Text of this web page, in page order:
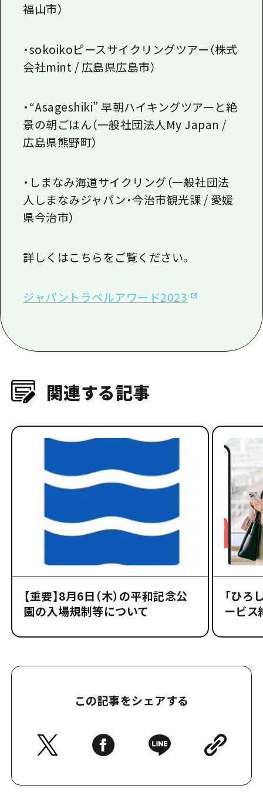
福山市）
・sokoikoピースサイクリングツアー（株式
会社mint / 広島県広島市）
・“Asageshiki” 早朝ハイキングツアーと絶
景の朝ごはん（一般社団法人My Japan /
広島県熊野町）
・しまなみ海道サイクリング（一般社団法
人しまなみジャパン・今治市観光課 / 愛媛
県今治市）
詳しくはこちらをご覧ください。
ジャパントラベルアワード2023
関連する記事
【重要】8月6日（木）の平和記念公
園の入場規制等について
「ひろ
ービス
この記事をシェアする